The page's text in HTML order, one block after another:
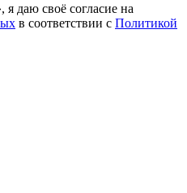
даю своё согласие на
в соответствии с Политикой